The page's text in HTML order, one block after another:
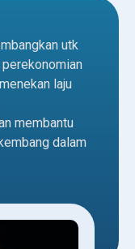
utk
laju
membantu
dalam